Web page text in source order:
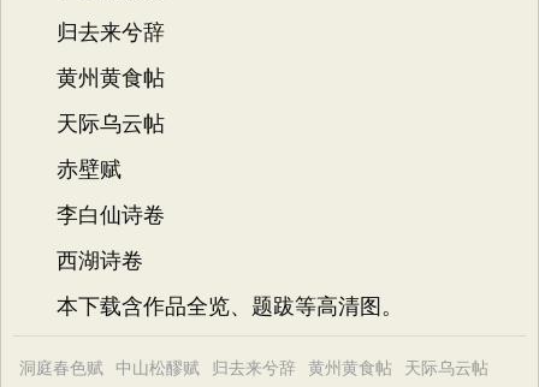
归去来兮辞
黄州黄食帖
天际乌云帖
赤壁赋
李白仙诗卷
西湖诗卷
本下载含作品全览、题跋等高清图。
洞庭春色赋 中山松醪赋 归去来兮辞 黄州黄食帖
天际乌云帖